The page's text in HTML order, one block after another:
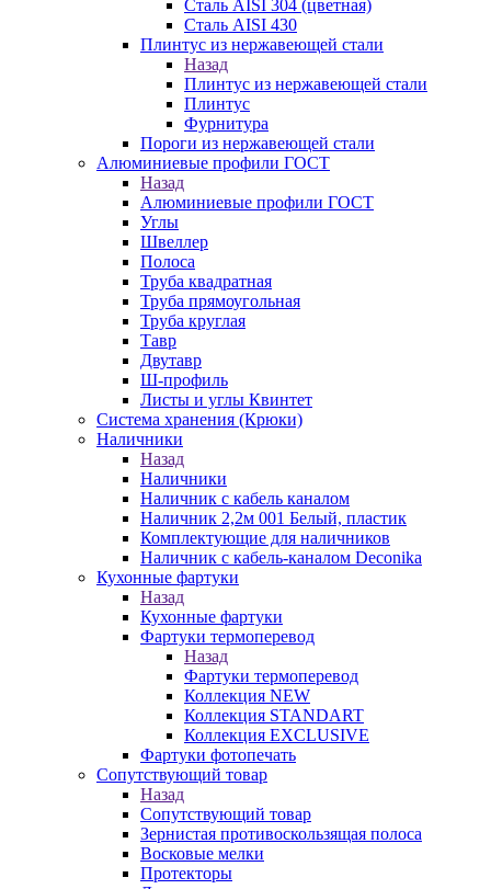
Сталь AISI 304 (цветная)
Сталь AISI 430
Плинтус из нержавеющей стали
Назад
Плинтус из нержавеющей стали
Плинтус
Фурнитура
Пороги из нержавеющей стали
Алюминиевые профили ГОСТ
Назад
Алюминиевые профили ГОСТ
Углы
Швеллер
Полоса
Труба квадратная
Труба прямоугольная
Труба круглая
Тавр
Двутавр
Ш-профиль
Листы и углы Квинтет
Система хранения (Крюки)
Наличники
Назад
Наличники
Наличник с кабель каналом
Наличник 2,2м 001 Белый, пластик
Комплектующие для наличников
Наличник с кабель-каналом Deconika
Кухонные фартуки
Назад
Кухонные фартуки
Фартуки термоперевод
Назад
Фартуки термоперевод
Коллекция NEW
Коллекция STANDART
Коллекция EXCLUSIVE
Фартуки фотопечать
Сопутствующий товар
Назад
Сопутствующий товар
Зернистая противоскользящая полоса
Восковые мелки
Протекторы